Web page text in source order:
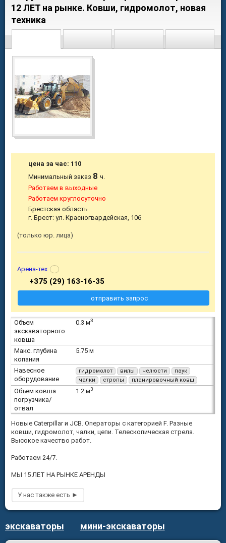
12 ЛЕТ на рынке. Ковши, гидромолот, новая
техника
Объем
экскаваторного
ковша
0.3 м3
Макс. глубина
копания
5.75 м
Навесное
оборудование
гидромолот вилы челюсти
паук
чалки
стропы планировочный ковш
Объем ковша
погрузчика/
отвал
1.2 м3
Новые Caterpillar и JCB. Операторы с категорией F. Разные
ковши, гидромолот, чалки, цепи. Телескопическая стрела.
Высокое качество работ.
Работаем 24/7.
МЫ 15 ЛЕТ НА РЫНКЕ АРЕНДЫ
цена за час: 110
Минимальный заказ 8ч.
Работаем в выходные
Работаем круглосуточно
Брестская область
г. Брест: ул. Красногвардейская, 106
только юр. лица
Арена-тех
+375 (29) 163-16-35
отправить запрос
экскаваторы мини-экскаваторы